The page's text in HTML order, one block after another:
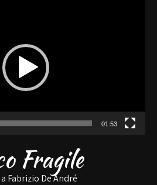
01:53
Fragile
Fabrizio De André